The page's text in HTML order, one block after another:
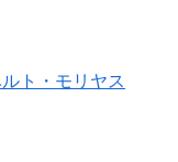
ト・モリヤス